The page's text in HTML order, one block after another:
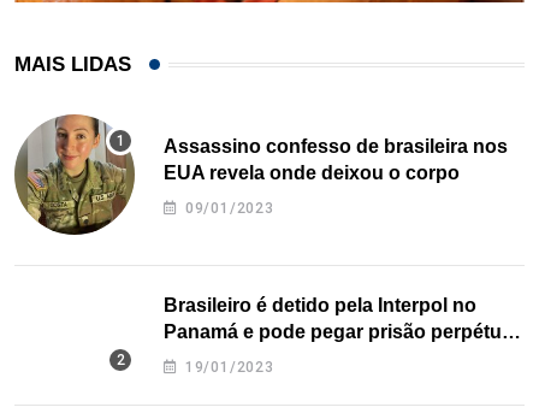
MAIS LIDAS
Assassino confesso de brasileira nos
EUA revela onde deixou o corpo
09/01/2023
Brasileiro é detido pela Interpol no
Panamá e pode pegar prisão perpétua
nos EUA
19/01/2023